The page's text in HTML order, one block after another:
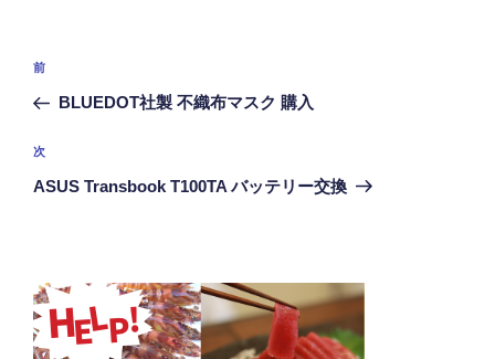
投
ナ
ビ
ゲ
ン
前
の
稿
前
BLUEDOT社製 不織布マスク 購入
次
の
次
ASUS Transbook T100TA バッテリー交換